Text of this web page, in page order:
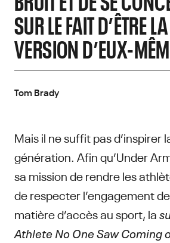
SUR LE FAIT D’ÊTRE
VERSION D’EUX-
Tom Brady
Mais il ne suffit pas d’inspirer
génération. Afin qu’Under
sa mission de rendre les
de respecter l’engagement
matière d’accès au sport, la
Athlete No One Saw Coming